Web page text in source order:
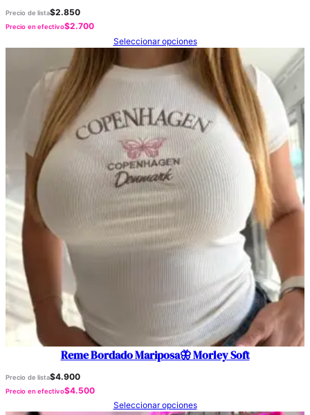
Precio de lista$2.850
Precio en efectivo$2.700
Seleccionar opciones
Reme Bordado Mariposa🦋 Morley Soft
Precio de lista$4.900
Precio en efectivo$4.500
Seleccionar opciones